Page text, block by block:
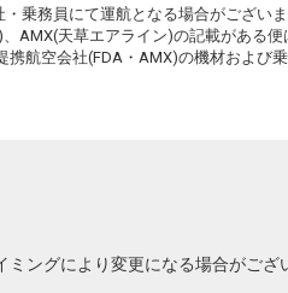
乗務員にて運航となる場合がございま
AMX(天草エアライン)の記載がある
航空会社(FDA・AMX)の機材および
ングにより変更になる場合がご